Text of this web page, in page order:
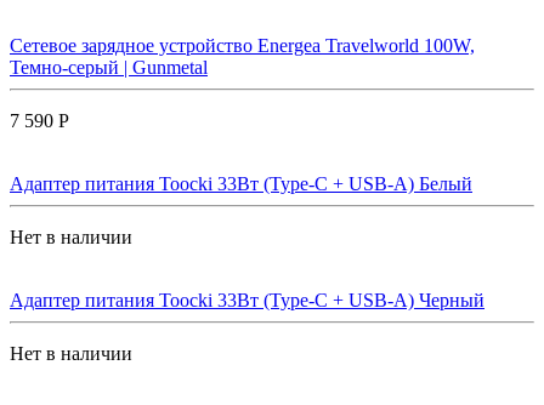
Сетевое зарядное устройство Energea Travelworld 100W,
Темно-серый | Gunmetal
7 590 Р
Адаптер питания Toocki 33Вт (Type-C + USB-A) Белый
Нет в наличии
Адаптер питания Toocki 33Вт (Type-C + USB-A) Черный
Нет в наличии